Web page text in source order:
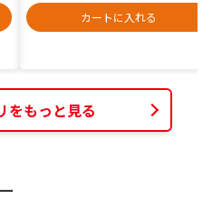
カートに入れる
をもっと見る